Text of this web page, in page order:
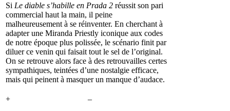
Si Le diable s’habille en Prada 2 réussit son pari
commercial haut la main, il peine
malheureusement à se réinventer. En cherchant à
adapter une Miranda Priestly iconique aux codes
de notre époque plus polissée, le scénario finit par
diluer ce venin qui faisait tout le sel de l’original.
On se retrouve alors face à des retrouvailles certes
sympathiques, teintées d’une nostalgie efficace,
mais qui peinent à masquer un manque d’audace.
+
–